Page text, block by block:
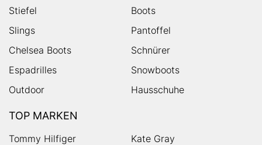
Stiefel
Boots
Slings
Pantoffel
Chelsea Boots
Schnürer
Espadrilles
Snowboots
Outdoor
Hausschuhe
TOP MARKEN
Tommy Hilfiger
Kate Gray